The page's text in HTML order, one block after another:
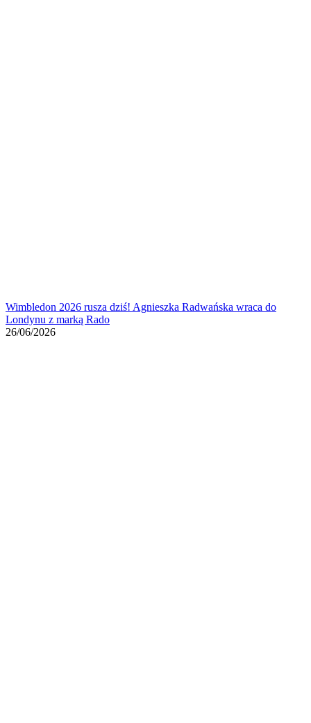
Wimbledon 2026 rusza dziś! Agnieszka Radwańska wraca do
Londynu z marką Rado
26/06/2026